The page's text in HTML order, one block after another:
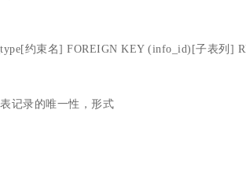
约束名] FOREIGN KEY (info_id)[子表列]
记录的唯一性，形式